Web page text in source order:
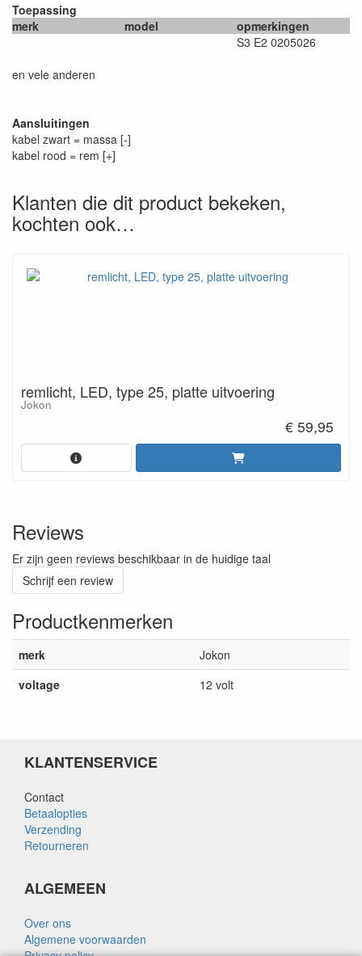
Toepassing
merk
model
opmerkingen
S3 E2 0205026
en vele anderen
Aansluitingen
kabel zwart = massa [-]
kabel rood = rem [+]
Klanten die dit product bekeken,
kochten ook…
remlicht, LED, type 25, platte uitvoering
Jokon
€ 59,95
Reviews
Er zijn geen reviews beschikbaar in de huidige taal
Schrijf een review
Productkenmerken
merk
Jokon
voltage
12 volt
KLANTENSERVICE
Contact
Betaalopties
Verzending
Retourneren
ALGEMEEN
Over ons
Algemene voorwaarden